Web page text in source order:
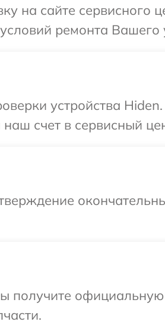
на сайте сервисного
ремонта Вашего
устройства Hiden.
счет в сервисный
получите